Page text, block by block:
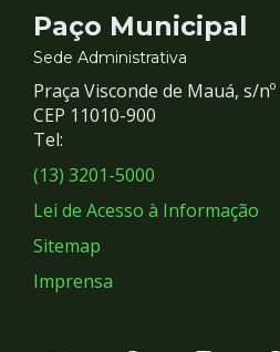
Contato
e
Redes
Sociais
Paço Municipal
Sede Administrativa
Praça Visconde de Mauá, s/
CEP 11010-900
Tel:
(13) 3201-5000
Lei de Acesso à Informação
Sitemap
Imprensa